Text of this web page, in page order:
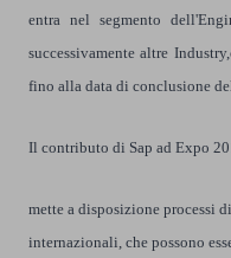
entra nel segmento
successivamente altre
fino alla data di conclusione
Il contributo di Sap ad Expo
mette a disposizione processi
internazionali, che possono